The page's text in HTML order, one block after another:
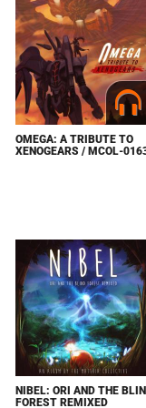
OMEGA: A TRIBUTE TO
XENOGEARS / MCOL-
NIBEL: ORI AND THE
FOREST REMIXED